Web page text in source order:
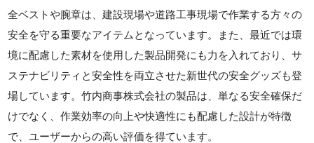
全ベストや腕章は、建設現場や道路工事現場で作業する方々の
安全を守る重要なアイテムとなっています。また、最近では環
境に配慮した素材を使用した製品開発にも力を入れており、サ
ステナビリティと安全性を両立させた新世代の安全グッズも登
場しています。竹内商事株式会社の製品は、単なる安全確保だ
けでなく、作業効率の向上や快適性にも配慮した設計が特徴
で、ユーザーからの高い評価を得ています。